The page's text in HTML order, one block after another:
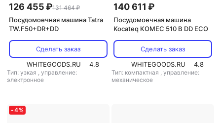
126 455 ₽131 464 ₽
Посудомоечная машина Tatra
TW.F50+DR+DD
Сделать заказ
WHITEGOODS.RU
4.8
Тип: узкая , управление:
электронное
140 611 ₽
Посудомоечная машина
Kocateq KOMEC 510 B DD ECO
Сделать заказ
WHITEGOODS.RU
4.8
Тип: компактная , управление:
механическое
-4%